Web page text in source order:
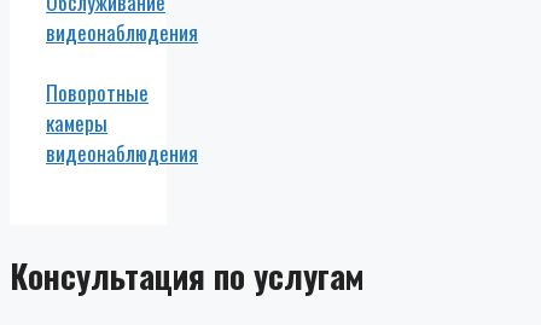
видеонаблюдения
Поворотные
камеры
видеонаблюдения
Консультация по услугам